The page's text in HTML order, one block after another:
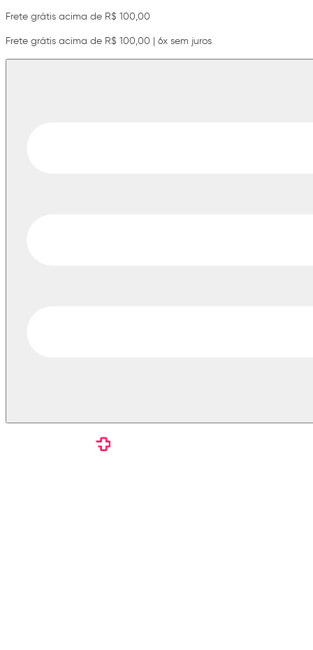
Frete grátis acima de R$ 100,00
Frete grátis acima de R$ 100,00 | 6x sem juros